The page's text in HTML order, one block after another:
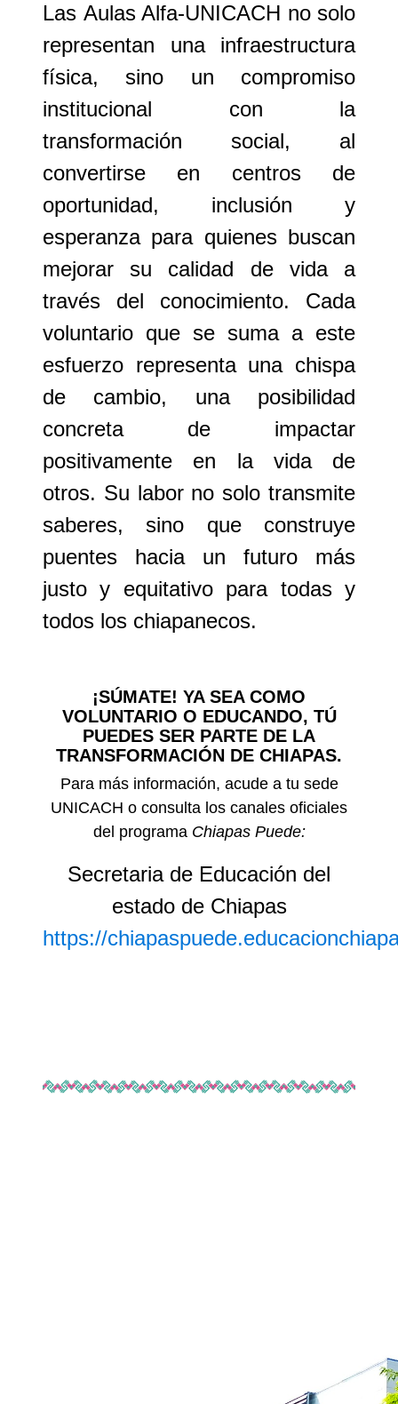
Las Aulas Alfa-UNICACH no solo
representan una infraestructura
física, sino un compromiso
institucional con la
transformación social, al
convertirse en centros de
oportunidad, inclusión y
esperanza para quienes buscan
mejorar su calidad de vida a
través del conocimiento. Cada
voluntario que se suma a este
esfuerzo representa una chispa
de cambio, una posibilidad
concreta de impactar
positivamente en la vida de
otros. Su labor no solo transmite
saberes, sino que construye
puentes hacia un futuro más
justo y equitativo para todas y
todos los chiapanecos.
¡SÚMATE! YA SEA COMO
VOLUNTARIO O EDUCANDO, TÚ
PUEDES SER PARTE DE LA
TRANSFORMACIÓN DE CHIAPAS.
Para más información, acude a tu sede
UNICACH o consulta los canales oficiales
del programa Chiapas Puede:
Secretaria de Educación del
estado de Chiapas
https://